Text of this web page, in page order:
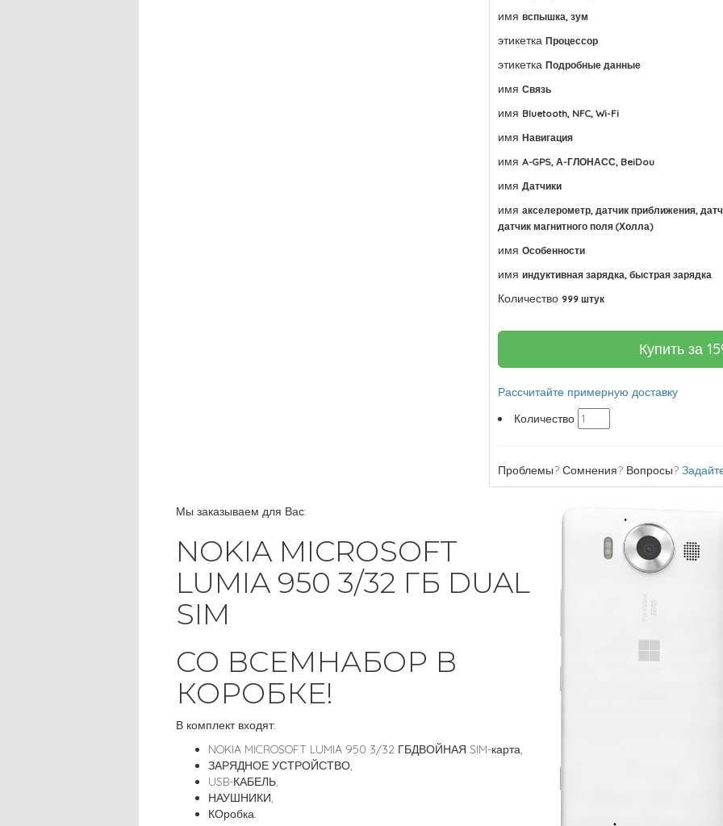
имя вспышка, зум
этикетка Процессор
этикетка Подробные данные
имя Связь
имя Bluetooth, NFC, Wi-Fi
имя Навигация
имя A-GPS, А-ГЛОНАСС, BeiDou
имя Датчики
имя акселерометр, датчик приближения,
датчик магнитного поля (Холла)
имя Особенности
имя индуктивная зарядка, быстрая зарядка
Количество 999 штук
Купить за
Рассчитайте примерную доставку
Количество
Проблемы? Сомнения? Вопросы?
Мы заказываем для Вас:
NOKIA MICROSOFT
LUMIA 950 3/32 ГБ DUAL
SIM
СО ВСЕМНАБОР В
КОРОБКЕ!
В комплект входят:
NOKIA MICROSOFT LUMIA 950 3/32 ГБДВОЙНАЯ SIM-карта,
ЗАРЯДНОЕ УСТРОЙСТВО,
USB-КАБЕЛЬ,
НАУШНИКИ,
КОробка.